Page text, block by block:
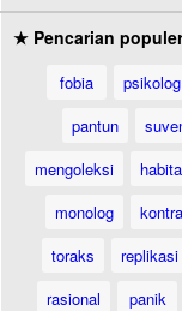
★ Pencarian populer
fobia psikolog
pantun
mengoleksi
monolog
toraks
replikasi
rasional
panik